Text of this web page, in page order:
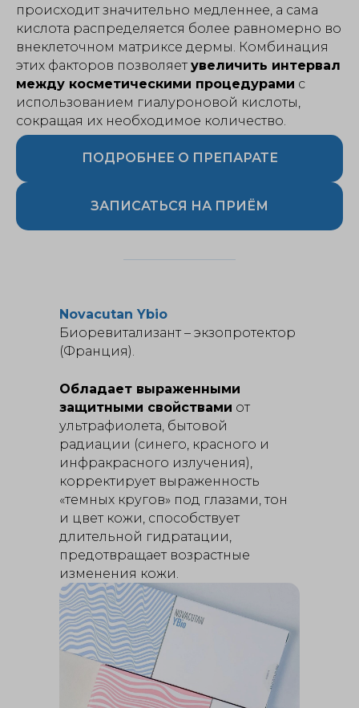
происходит значительно медленнее, а сама
кислота распределяется более равномерно во
внеклеточном матриксе дермы. Комбинация
этих факторов позволяетувеличить интервал
между косметическими процедурами с
использованием гиалуроновой кислоты,
сокращая их необходимое количество.
ПОДРОБНЕЕ О ПРЕПАРАТЕ
ЗАПИСАТЬСЯ НА ПРИЁМ
Novacutan Ybio
Биоревитализант – экзопротектор
(Франция).
Обладает выраженными
защитными свойствами от
ультрафиолета, бытовой
радиации (синего, красного и
инфракрасного излучения),
корректирует выраженность
«темных кругов» под глазами, тон
и цвет кожи, способствует
длительной гидратации,
предотвращает возрастные
изменения кожи.